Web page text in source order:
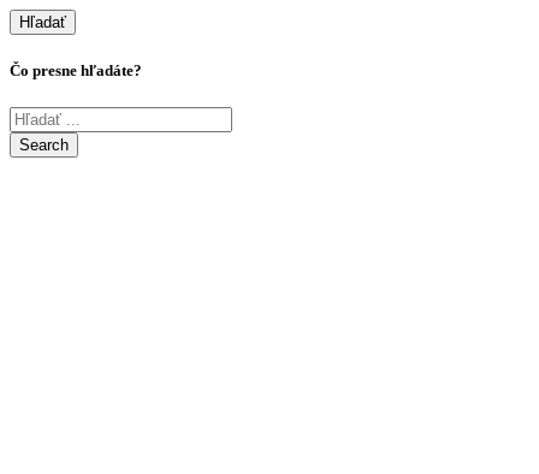
Hľadať
Čo presne hľadáte?